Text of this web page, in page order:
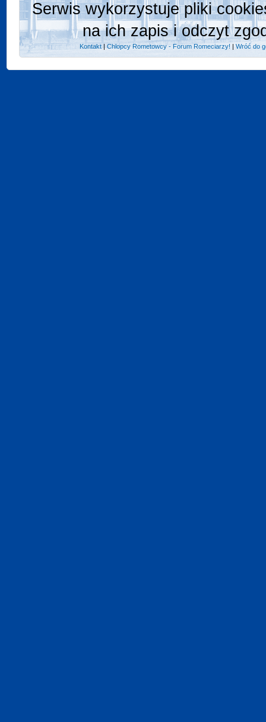
Serwis wykorzystuje pliki
na ich zapis i odczyt
Kontakt |Chlopcy Rometowcy - Forum Romeciarzy! |Wróć do